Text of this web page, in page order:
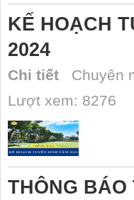
KẾ HOẠCH
2024
Chi tiết Chuyên
Lượt xem: 8276
THÔNG